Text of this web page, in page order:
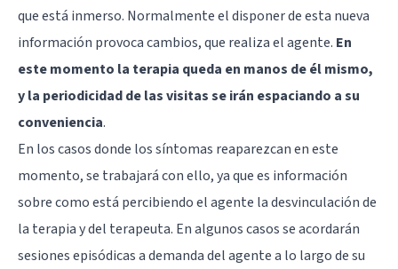
que está inmerso. Normalmente el disponer de esta nueva
información provoca cambios, que realiza el agente. En
este momento la terapia queda en manos de él mismo,
y la periodicidad de las visitas se irán espaciando a su
conveniencia.
En los casos donde los síntomas reaparezcan en este
momento, se trabajará con ello, ya que es información
sobre como está percibiendo el agente la desvinculación de
la terapia y del terapeuta. En algunos casos se acordarán
sesiones episódicas a demanda del agente a lo largo de su